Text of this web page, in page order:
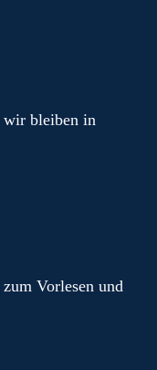
bleiben in
Vorlesen und